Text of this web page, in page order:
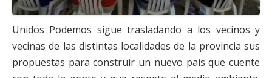
Unidos Podemos sigue trasladando a los vecinos y
vecinas de las distintas localidades de la provincia sus
propuestas para construir un nuevo país que cuente